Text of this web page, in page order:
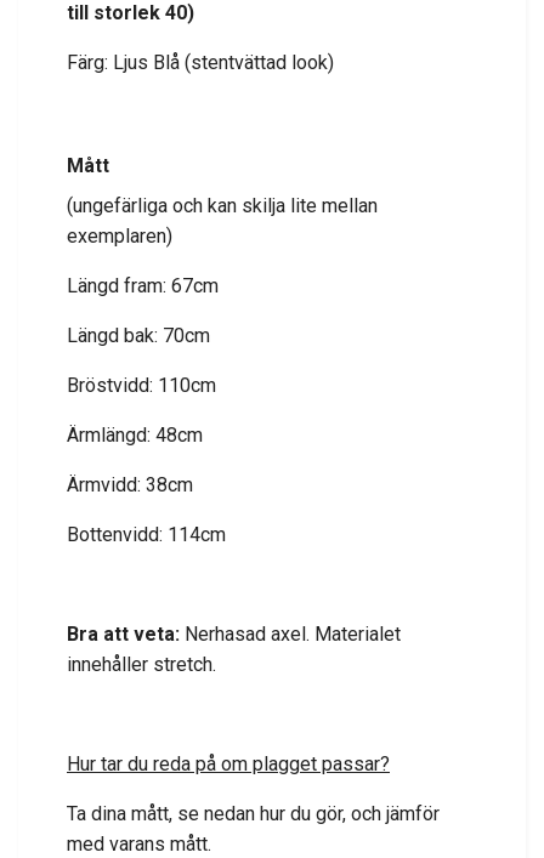
till storlek 40)
Färg: Ljus Blå (stentvättad look)
Mått
(ungefärliga och kan skilja lite mellan
exemplaren)
Längd fram: 67cm
Längd bak: 70cm
Bröstvidd: 110cm
Ärmlängd: 48cm
Ärmvidd: 38cm
Bottenvidd: 114cm
Bra att veta: Nerhasad axel. Materialet
innehåller stretch.
Hur tar du reda på om plagget passar?
Ta dina mått, se nedan hur du gör, och jämför
med varans mått.